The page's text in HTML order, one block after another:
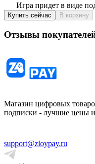
Игра придет в виде
Купить сейчас В корзину
Отзывы
Магазин цифровых
подписки - лучшие цены и
support@zloypay.ru